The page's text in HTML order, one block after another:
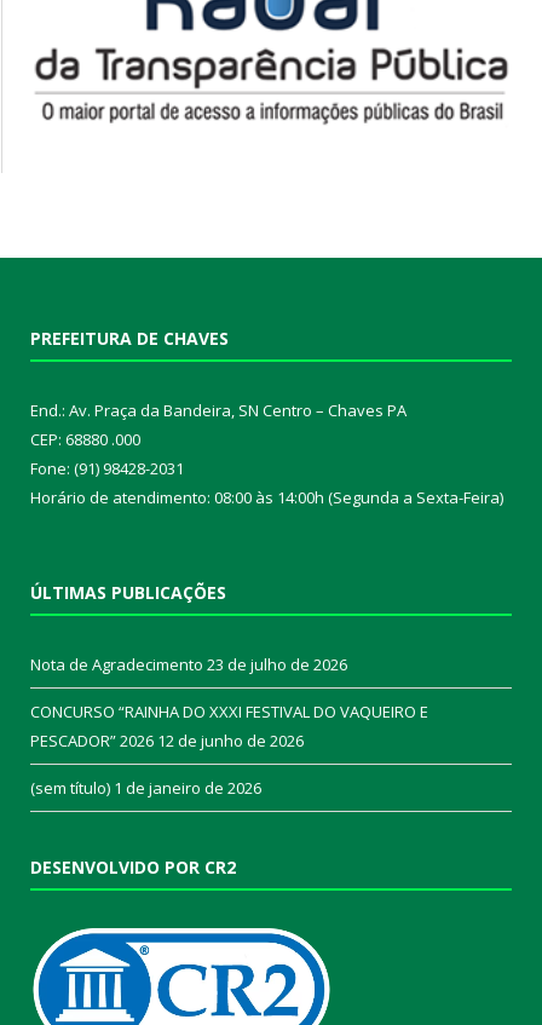
PREFEITURA DE CHAVES
End.: Av. Praça da Bandeira, SN Centro – Chaves PA
CEP: 68880 .000
Fone: (91) 98428-2031
Horário de atendimento: 08:00 às 14:00h (Segunda a Sexta-Feira)
ÚLTIMAS PUBLICAÇÕES
Nota de Agradecimento 23 de julho de 2026
CONCURSO “RAINHA DO XXXI FESTIVAL DO VAQUEIRO E
PESCADOR” 2026 12 de junho de 2026
(sem título) 1 de janeiro de 2026
DESENVOLVIDO POR CR2